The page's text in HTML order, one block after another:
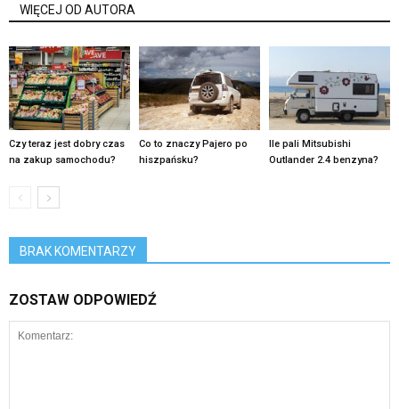
WIĘCEJ OD AUTORA
Czy teraz jest dobry czas
na zakup samochodu?
Co to znaczy Pajero po
hiszpańsku?
Ile pali Mitsubishi
Outlander 2.4 benzyna?
BRAK KOMENTARZY
ZOSTAW ODPOWIEDŹ